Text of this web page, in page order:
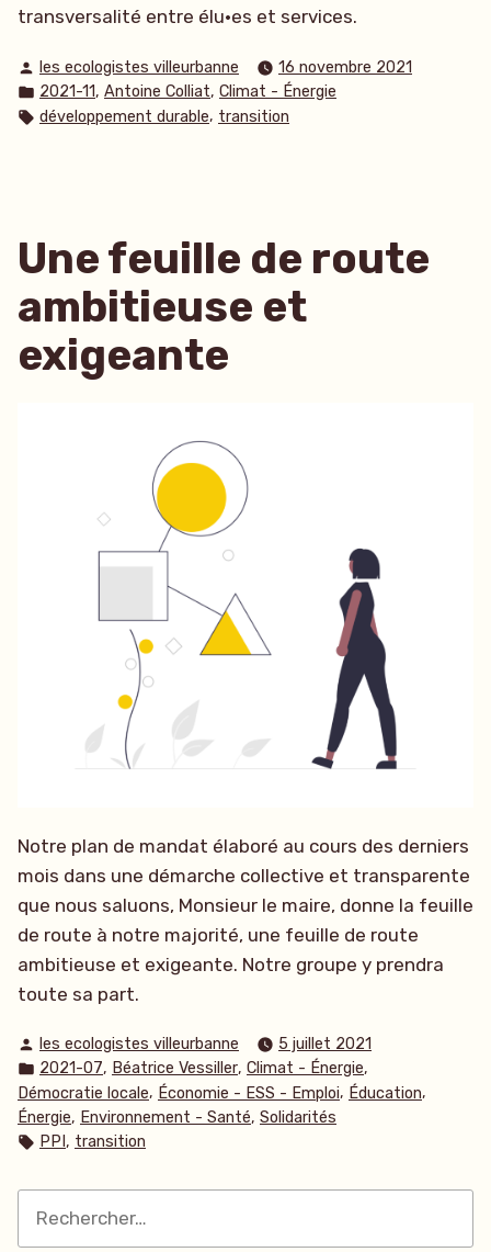
transversalité entre élu·es et services.
Publié
par
les ecologistes villeurbanne
16 novembre 2021
Publié
dans
2021-11, Antoine Colliat, Climat - Énergie
Étiquettes :
développement durable, transition
Une feuille de route
ambitieuse et
exigeante
Notre plan de mandat élaboré au cours des derniers
mois dans une démarche collective et transparente
que nous saluons, Monsieur le maire, donne la feuille
de route à notre majorité, une feuille de route
ambitieuse et exigeante. Notre groupe y prendra
toute sa part.
Publié
par
les ecologistes villeurbanne
5 juillet 2021
Publié
dans
2021-07, Béatrice Vessiller, Climat - Énergie,
Démocratie locale, Économie - ESS - Emploi, Éducation,
Énergie, Environnement - Santé, Solidarités
Étiquettes :
PPI , transition